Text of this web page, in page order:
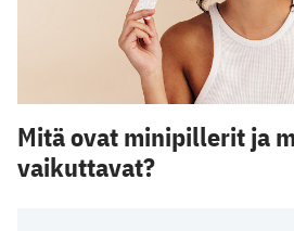
Mitä ovat minipillerit ja
vaikuttavat?